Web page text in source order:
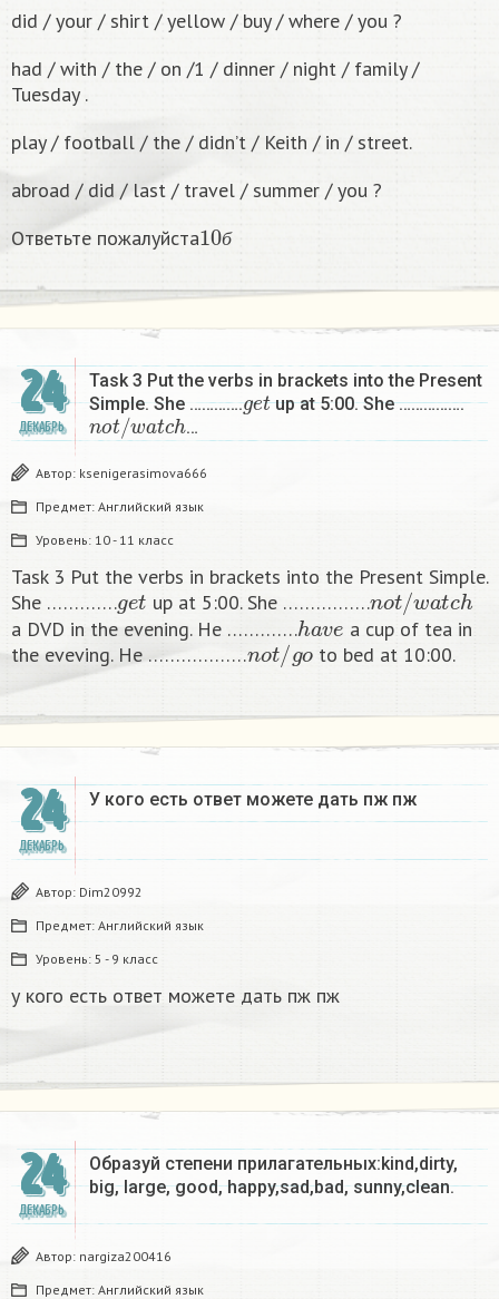
did / your / shirt / yellow / buy / where / you ?
had / with / the / on /1 / dinner / night / family /
Tuesday .
play / football / the / didn’t / Keith / in / street.
abroad / did / last / travel / summer / you ?
Ответьте пожалуйста
б
10
24
ДЕКАБРЬ
Task 3 Put the verbs in brackets into the Present
Simple. She ………….
g et
up at 5:00. She …………….
not/watch
…
Автор: ksenigerasimova666
Предмет: Английский язык
Уровень: 10 - 11 класс
Task 3 Put the verbs in brackets into the Present Simple.
She ………….
get
up at 5:00. She …………….
not/w atch
a DVD in the evening. He ………….
have
a cup of tea in
the eveving. He ………………
not/go
to bed at 10:00. ​
24
ДЕКАБРЬ
У кого есть ответ можете дать пж пж ​
Автор: Dim20992
Предмет: Английский язык
Уровень: 5 - 9 класс
у кого есть ответ можете дать пж пж
24
ДЕКАБРЬ
Образуй степени прилагательных:kind,dirty,
big, large, good, happy,sad,bad, sunny,clean.​
Автор: nargiza200416
Предмет: Английский язык